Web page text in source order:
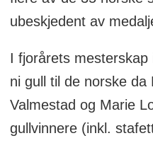
ubeskjedent av
I fjorårets
ni gull til de norske da
Valmestad og Marie
gullvinnere (inkl.